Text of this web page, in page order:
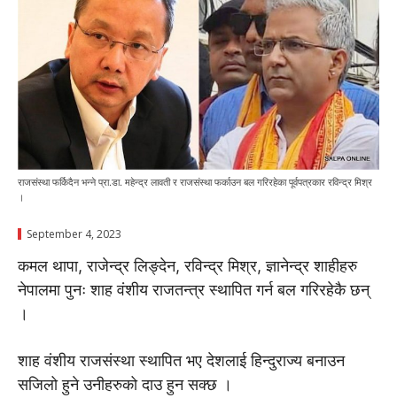
राजसंस्था फर्किदैन भन्ने प्रा.डा. महेन्द्र लावती र राजसंस्था फर्काउन बल गरिरहेका पूर्वपत्रकार रविन्द्र मिश्र
।
September 4, 2023
कमल थापा, राजेन्द्र लिङ्देन, रविन्द्र मिश्र, ज्ञानेन्द्र शाहीहरु
नेपालमा पुनः शाह वंशीय राजतन्त्र स्थापित गर्न बल गरिरहेकै छन्
।
शाह वंशीय राजसंस्था स्थापित भए देशलाई हिन्दुराज्य बनाउन
सजिलो हुने उनीहरुको दाउ हुन सक्छ ।